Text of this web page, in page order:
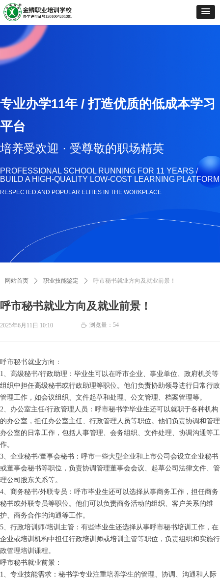
呼市秘书就业方向及就业前景！
网站首页 ꄲ 职业技能鉴定 ꄲ 呼市秘书就业方向及就业前景！
呼市秘书就业方向：
1、高级秘书/行政助理：毕业生可以在呼市企业、事业单位、政府机关等
组织中担任高级秘书或行政助理等职位。他们负责协助领导进行日常行政
管理工作，如会议组织、文件起草和处理、公文管理、档案管理等。
2、办公室主任/行政管理人员：呼市秘书学毕业生还可以就职于各种机构
的办公室，担任办公室主任、行政管理人员等职位。他们负责协调和管理
办公室的日常工作，包括人事管理、会务组织、文件处理、协调沟通等工
作。
3、企业秘书/董事会秘书：呼市一些大型企业和上市公司会设立企业秘书
或董事会秘书等职位，负责协调管理董事会会议、起草公司法律文件、管
理公司股东关系等。
4、商务秘书/外联专员：呼市毕业生还可以选择从事商务工作，担任商务
秘书或外联专员等职位。他们可以负责商务活动的组织、客户关系的维
护、商务合作的沟通等工作。
5、行政培训师/培训主管：有些毕业生还选择从事呼市秘书培训工作，在
企业或培训机构中担任行政培训师或培训主管等职位，负责组织和实施行
政管理培训课程。
呼市秘书就业前景：
1、专业技能需求：秘书学专业注重培养学生的管理、协调、沟通和人际
2025年6月11日 10:10 ꄘ 浏览量： 54
专业办学11年 /打造优质的低成本学习
平台
培养受欢迎 · 受尊敬的职场精英
PROFESSIONAL SCHOOL RUNNING FOR 11 YEARS /
BUILD A HIGH-QUALITY LOW-COST LEARNING PLATFORM
RESPECTED AND POPULAR ELITES IN THE WORKPLACE